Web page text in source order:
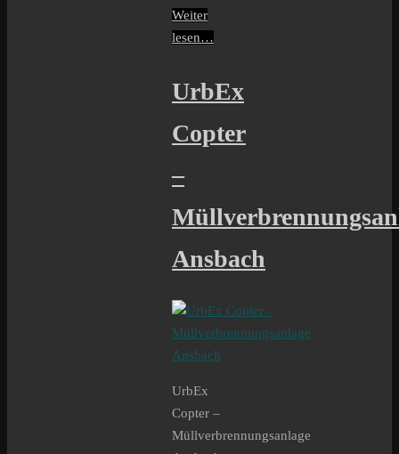
Weiter
lesen…
UrbEx
Copter
–
Ansbach
UrbEx
Copter –
Müllverbrennungsanlage